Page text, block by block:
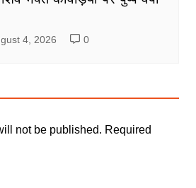
4, 2026 0
not be published. Required